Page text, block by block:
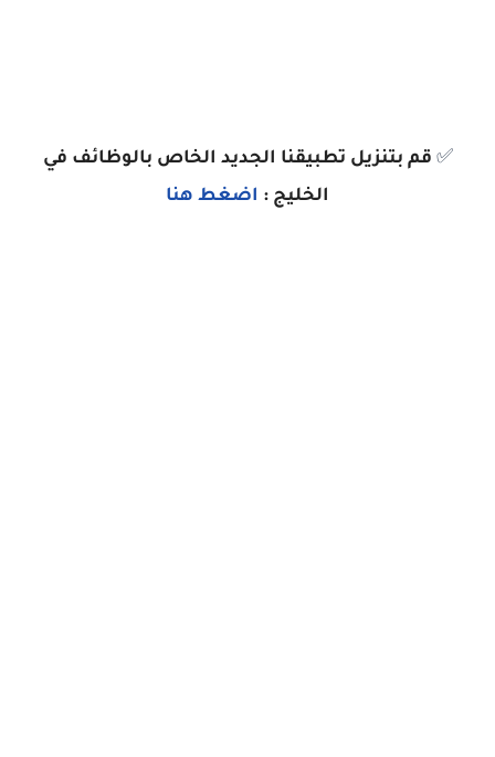
✅ قم بتنزيل تطبيقنا الجديد الخاص بالوظائف في
الخليج : اضغط هنا